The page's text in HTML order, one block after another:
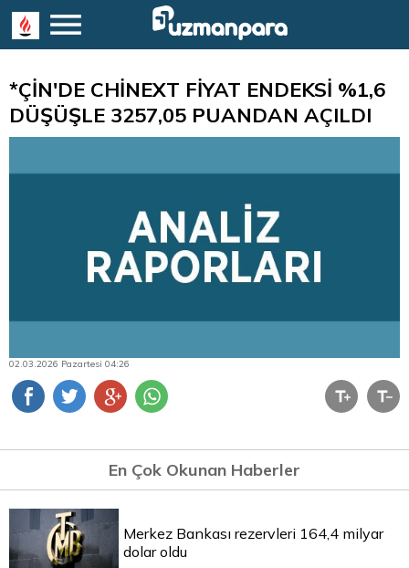
*ÇİN'DE CHİNEXT FİYAT ENDEKSİ %1,6
DÜŞÜŞLE 3257,05 PUANDAN AÇILDI
02.03.2026 Pazartesi 04:26
En Çok Okunan Haberler
Merkez Bankası rezervleri 164,4 milyar
dolar oldu